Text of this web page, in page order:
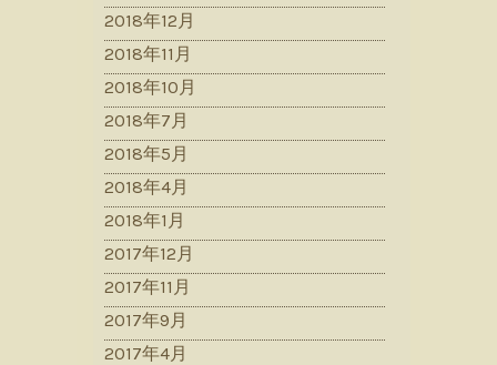
2018年12月
2018年11月
2018年10月
2018年7月
2018年5月
2018年4月
2018年1月
2017年12月
2017年11月
2017年9月
2017年4月